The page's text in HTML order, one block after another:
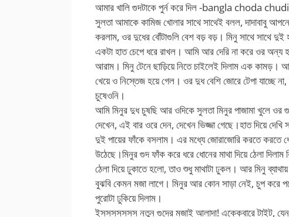
আমার খালি গুদটাকে পুর্ন করে দিল -bangla choda
সুলতা আমাকে কামিজ খোলার সাথে সাথেই বলল, দাদাবাবু
করলাম, ওর দুধের বোঁটাগুলি বেশ বড় বড়। মিনু সাথে সাথে
একটা হাত চেপে ধরে রাখল। আমি আর দেরি না করে ওর অন্য
আরাম। মিনু টেনে ছাড়িয়ে নিতে চাইলেই দিলাম এক
খেয়ে ও নিস্তেজ হয়ে গেল। ওর দুধ বেশি জোরে টেপা যাচ্ছে
চুষেওনি।
আমি মিনুর দুধ চুষছি আর ওদিকে সুলতা মিনুর পাজামা খুলে ওর
দেখেন, এই বার ওরে দেন, দেখেন ভিজ্জা গেছে।হাত দিয়ে
দুই পায়ের ফাঁকে বসলাম। এর মধ্যে জোরাজোরি করতে করতে
উঠেছে।মিনুর গুদ ফাঁক করে ধরে ধোনের মাথা দিয়ে ঠেলা
ঠেলা দিয়ে ঢুকাতে হলো, তাও শুধু মাথাটা ঢুকল। আর মিনু
বুঝবি কেমন মজা লাগে। মিনুর আর কোন সাড়া নেই, চুপ করে
পুরোটা ঢুকিয়ে দিলাম।
ইসসসসসসস নতুন গুদের মজাই আলাদা! এক্কেবারে টাইট, যেন